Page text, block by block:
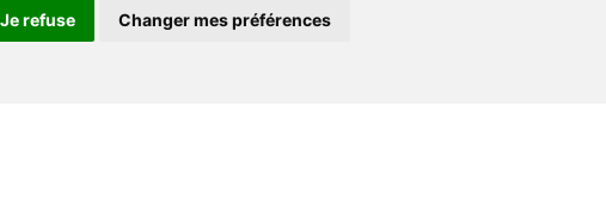
Je refuse Changer mes préférences